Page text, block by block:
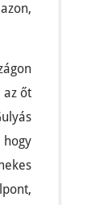
az őt
hogy